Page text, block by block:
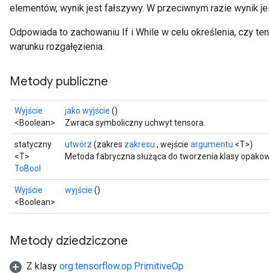
elementów, wynik jest fałszywy. W przeciwnym razie wynik
Odpowiada to zachowaniu If i While w celu określenia, czy
warunku rozgałęzienia.
Metody publiczne
Wyjście
<Boolean>
jako wyjście ()
Zwraca symboliczny uchwyt tensora.
statyczny
<T>
ToBool
utwórz (zakres zakresu , wejście argumentu <T>)
Metoda fabryczna służąca do tworzenia klasy
Wyjście
<Boolean>
wyjście ()
Metody dziedziczone
Z klasy org.tensorflow.op.PrimitiveOp